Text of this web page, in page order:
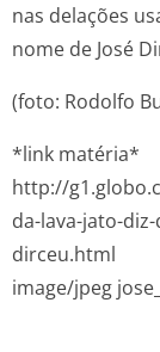
nas delações
nome de José
(foto: Rodolfo
*link matéria*
http://
da-lava-jato-
dirceu.html
image/jpeg